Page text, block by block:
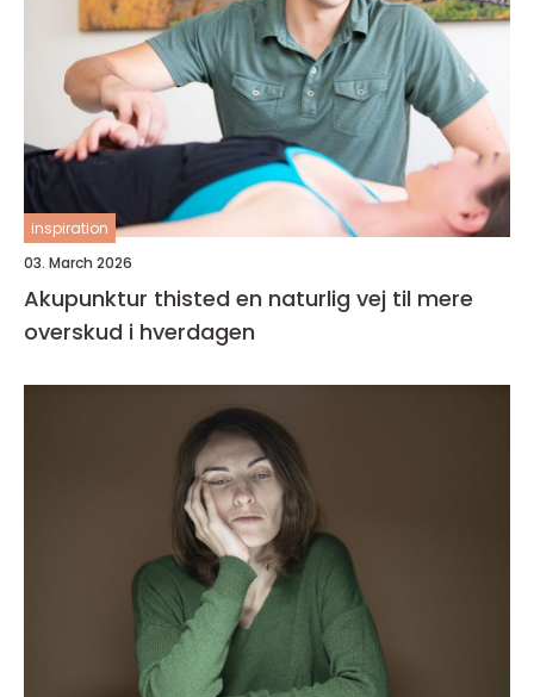
inspiration
03. March 2026
Akupunktur thisted en naturlig vej til mere
overskud i hverdagen